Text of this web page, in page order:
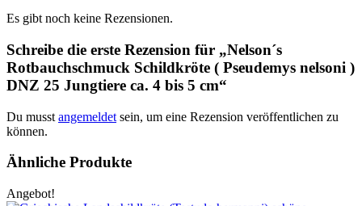
Es gibt noch keine Rezensionen.
Schreibe die erste Rezension für „Nelson´s
Rotbauchschmuck Schildkröte ( Pseudemys nelsoni )
DNZ 25 Jungtiere ca. 4 bis 5 cm“
Du musst angemeldet sein, um eine Rezension veröffentlichen zu
können.
Ähnliche Produkte
Angebot!